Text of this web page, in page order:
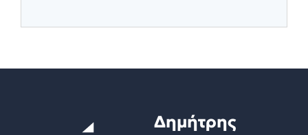
Δημήτρης